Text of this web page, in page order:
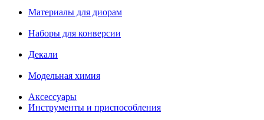
Материалы для диорам
Наборы для конверсии
Декали
Модельная химия
Аксессуары
Инструменты и приспособления